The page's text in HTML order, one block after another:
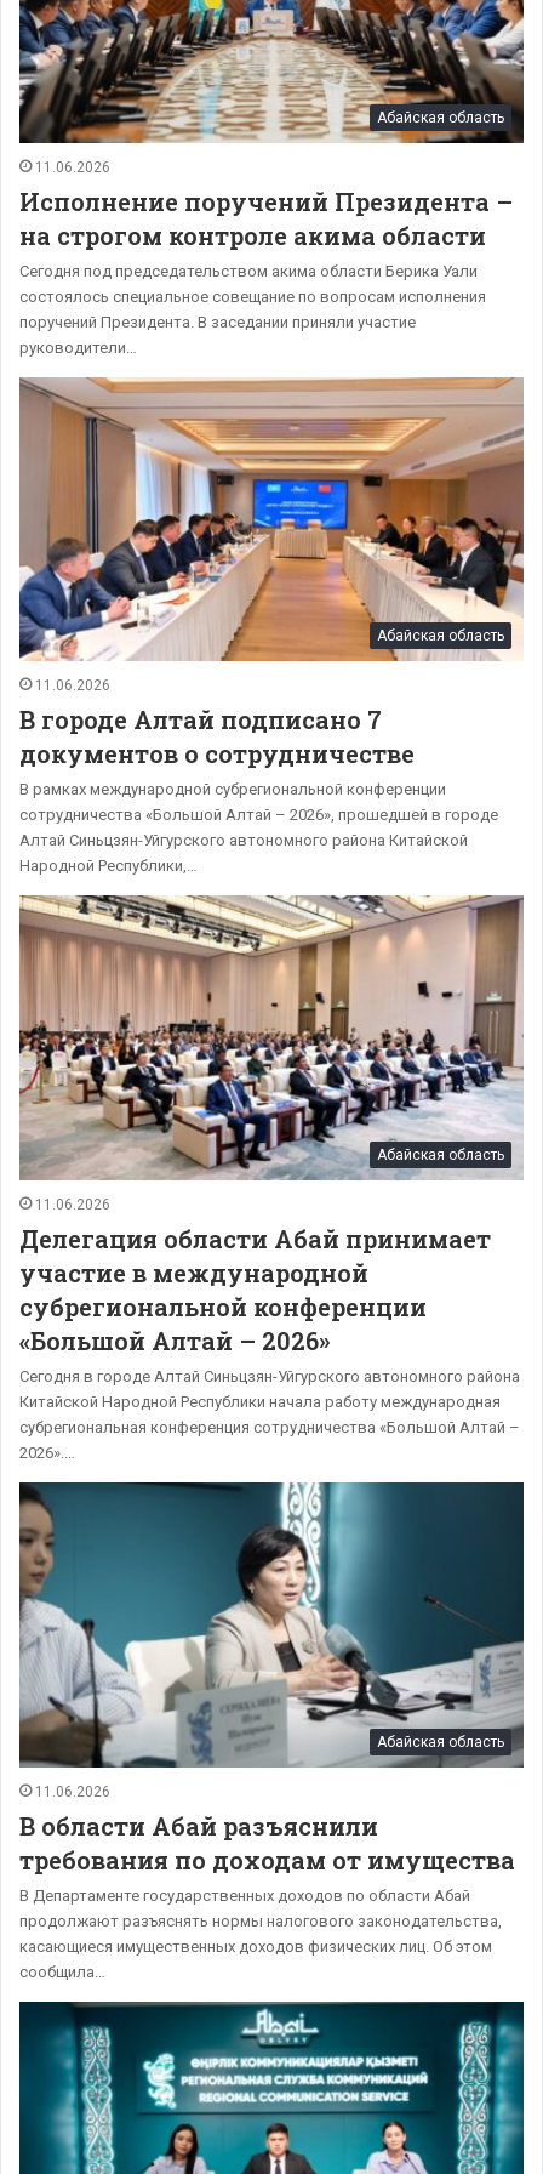
Абайская область
11.06.2026
Исполнение поручений Президента –
на строгом контроле акима области
Сегодня под председательством акима области Берика Уали
состоялось специальное совещание по вопросам исполнения
поручений Президента. В заседании приняли участие
руководители…
Абайская область
11.06.2026
В городе Алтай подписано 7
документов о сотрудничестве
В рамках международной субрегиональной конференции
сотрудничества «Большой Алтай – 2026», прошедшей в городе
Алтай Синьцзян-Уйгурского автономного района Китайской
Народной Республики,…
Абайская область
11.06.2026
Делегация области Абай принимает
участие в международной
субрегиональной конференции
«Большой Алтай – 2026»
Сегодня в городе Алтай Синьцзян-Уйгурского автономного района
Китайской Народной Республики начала работу международная
субрегиональная конференция сотрудничества «Большой Алтай –
2026».…
Абайская область
11.06.2026
В области Абай разъяснили
требования по доходам от имущества
В Департаменте государственных доходов по области Абай
продолжают разъяснять нормы налогового законодательства,
касающиеся имущественных доходов физических лиц. Об этом
сообщила…